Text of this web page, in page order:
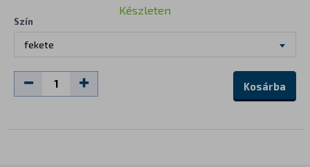
Készleten
Szín
fekete
Kosárba